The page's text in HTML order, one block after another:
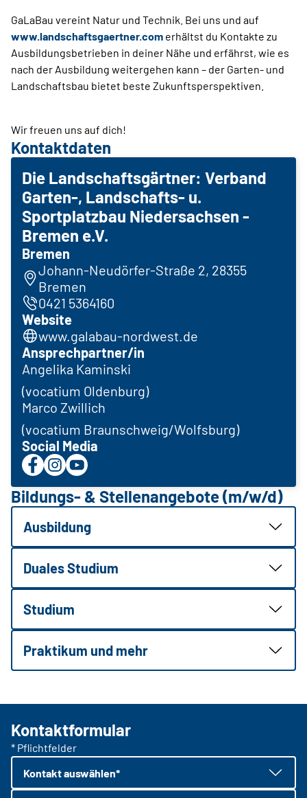
GaLaBau vereint Natur und Technik. Bei uns und auf
www.landschaftsgaertner.com erhältst du Kontakte zu
Ausbildungsbetrieben in deiner Nähe und erfährst, wie es
nach der Ausbildung weitergehen kann – der Garten- und
Landschaftsbau bietet beste Zukunftsperspektiven.
Wir freuen uns auf dich!
Kontaktdaten
Die Landschaftsgärtner: Verband
Garten-, Landschafts- u.
Sportplatzbau Niedersachsen -
Bremen e.V.
Bremen
Johann-Neudörfer-Straße 2, 28355
Bremen
0421 5364160
Website
www.galabau-nordwest.de
Ansprechpartner/in
Angelika Kaminski
(vocatium Oldenburg)
Marco Zwillich
(vocatium Braunschweig/Wolfsburg)
Social Media
Bildungs- & Stellenangebote (m/w/d)
Ausbildung
Duales Studium
Studium
Praktikum und mehr
Kontaktformular
* Pflichtfelder
Kontakt auswählen*